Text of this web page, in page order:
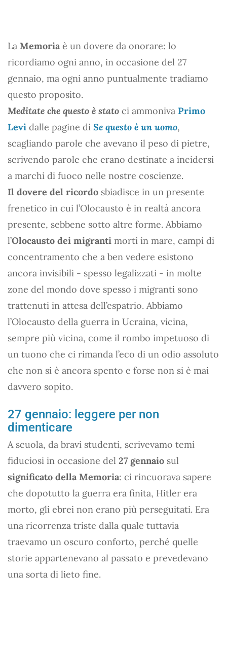
La Memoria è un dovere da onorare: lo
ricordiamo ogni anno, in occasione del 27
gennaio, ma ogni anno puntualmente tradiamo
questo proposito.
Meditate che questo è stato ci ammoniva Primo
Levi dalle pagine di Se questo è un uomo,
scagliando parole che avevano il peso di pietre,
scrivendo parole che erano destinate a incidersi
a marchi di fuoco nelle nostre coscienze.
Il dovere del ricordo sbiadisce in un presente
frenetico in cui l’Olocausto è in realtà ancora
presente, sebbene sotto altre forme. Abbiamo
l’Olocausto dei migranti morti in mare, campi di
concentramento che a ben vedere esistono
ancora invisibili - spesso legalizzati - in molte
zone del mondo dove spesso i migranti sono
trattenuti in attesa dell’espatrio. Abbiamo
l’Olocausto della guerra in Ucraina, vicina,
sempre più vicina, come il rombo impetuoso di
un tuono che ci rimanda l’eco di un odio assoluto
che non si è ancora spento e forse non si è mai
davvero sopito.
27 gennaio: leggere per non
dimenticare
A scuola, da bravi studenti, scrivevamo temi
fiduciosi in occasione del 27 gennaio sul
significato della Memoria: ci rincuorava sapere
che dopotutto la guerra era finita, Hitler era
morto, gli ebrei non erano più perseguitati. Era
una ricorrenza triste dalla quale tuttavia
traevamo un oscuro conforto, perché quelle
storie appartenevano al passato e prevedevano
una sorta di lieto fine.